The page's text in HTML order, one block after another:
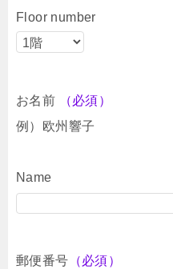
Floor number
お名前
（必須）
例）欧州響子
Name
郵便番号 （必須）